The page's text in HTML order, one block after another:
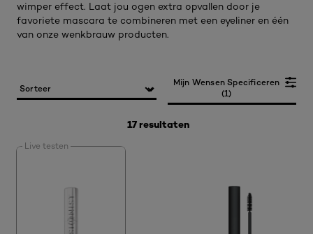
wimper effect. Laat jou ogen extra opvallen door je
favoriete mascara te combineren met een eyeliner en één
van onze wenkbrauw producten.
17 resultaten
Mijn Wensen Specificeren
(1)
Live testen